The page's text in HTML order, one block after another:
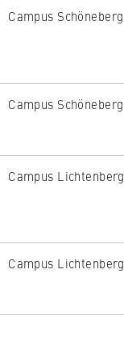
Campus Schöneberg
Campus Schöneberg
Campus Lichtenberg
Campus Lichtenberg